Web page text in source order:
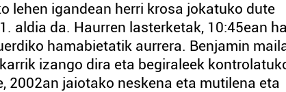
lehen igandean herri krosa jokatuko dute
aldia da. Haurren lasterketak, 10:45ean
hamabietatik aurrera. Benjamin
izango dira eta begiraleek
2002an jaiotako neskena eta mutilena eta